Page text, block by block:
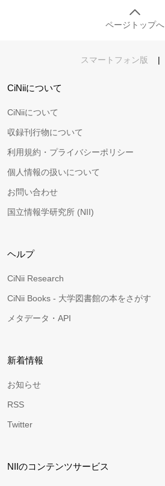
ページトップへ
スマートフォン版 |
CiNiiについて
CiNiiについて
収録刊行物について
利用規約・プライバシーポリシー
個人情報の扱いについて
お問い合わせ
国立情報学研究所 (NII)
ヘルプ
CiNii Research
CiNii Books - 大学図書館の本をさがす
メタデータ・API
新着情報
お知らせ
RSS
Twitter
NIIのコンテンツサービス